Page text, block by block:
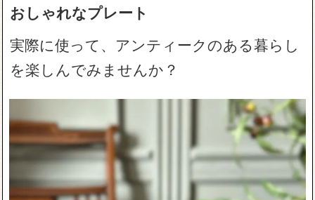
おしゃれなプレート
実際に使って、アンティークのある暮らし
を楽しんでみませんか？